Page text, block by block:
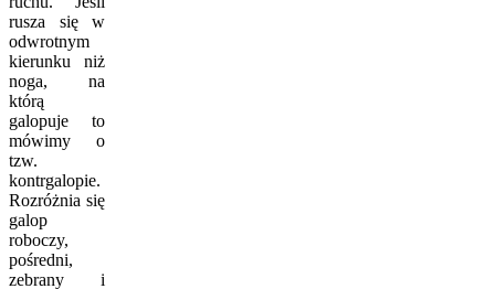
rusza się w
odwrotnym
kierunku niż
noga, na
którą
galopuje to
mówimy o
tzw.
kontrgalopie.
Rozróżnia się
galop
roboczy,
pośredni,
zebrany i